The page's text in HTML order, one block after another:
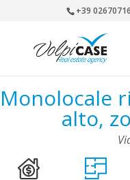
+39
Monolocale
alto,